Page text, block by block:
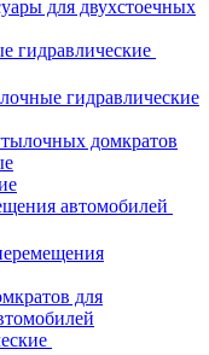
для двухстоечных
гидравлические
гидравлические
домкратов
автомобилей
для